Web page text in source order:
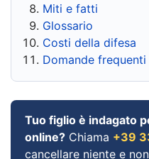
Miti e fatti
Glossario
Costi della difesa
Domande frequenti
Tuo figlio è indagato
online? Chiama +39
cancellare niente e